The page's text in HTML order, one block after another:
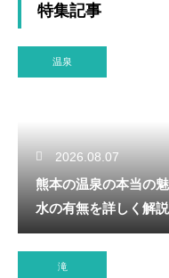
特集記事
温泉
2026.08.07
熊本の温泉の本当の
水の有無を詳しく解説
滝